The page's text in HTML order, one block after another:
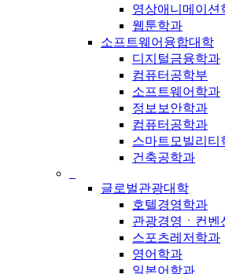
영상애니메이션
웹툰학과
소프트웨어융합대학
디지털금융학과
컴퓨터공학부
소프트웨어학과
정보보안학과
컴퓨터공학과
스마트모빌리티
건축공학과
글로벌관광대학
호텔경영학과
관광경영ㆍ컨벤
스포츠레저학과
영어학과
일본어학과